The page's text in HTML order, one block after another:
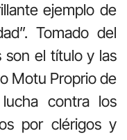
ejemplo de
Tomado del
son el título y las
Motu Proprio de
contra los
por clérigos y